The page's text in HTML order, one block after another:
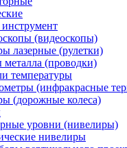
(видеоскопы)
лазерные (рулетки)
металла (проводки)
температуры
(инфракрасные
(дорожные колеса)
уровни (нивелиры)
нивелиры